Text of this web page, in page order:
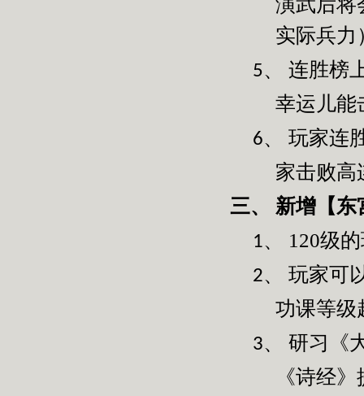
演武后将
实际兵力
5、
连胜榜
幸运儿能
6、
玩家连
家击败高
三、 新增【东
1、 120级
2、
玩家可
功课等级
3、
研习《
《诗经